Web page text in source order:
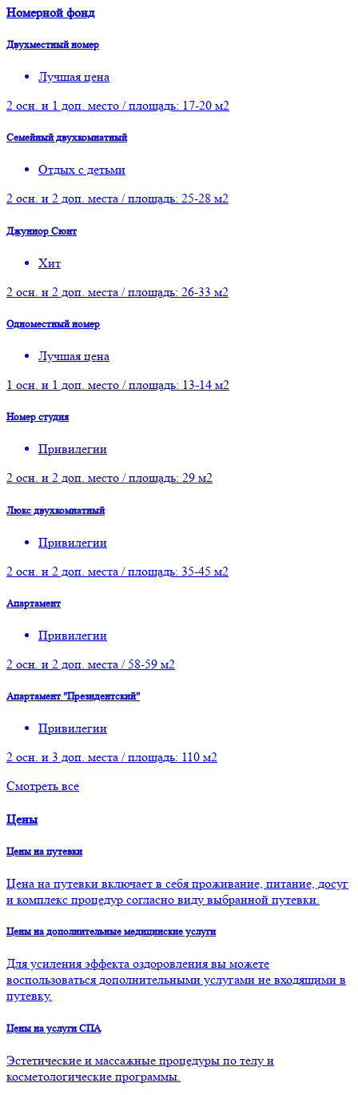
Номерной фонд
Двухместный номер
Лучшая цена
2 осн. и 1 доп. место / площадь: 17-20 м2
Семейный двухкомнатный
Отдых с детьми
2 осн. и 2 доп. места / площадь: 25-28 м2
Джуниор Сюит
Хит
2 осн. и 2 доп. места / площадь: 26-33 м2
Одноместный номер
Лучшая цена
1 осн. и 1 доп. место / площадь: 13-14 м2
Номер студия
Привилегии
2 осн. и 2 доп. место / площадь: 29 м2
Люкс двухкомнатный
Привилегии
2 осн. и 2 доп. места / площадь: 35-45 м2
Апартамент
Привилегии
2 осн. и 2 доп. места / 58-59 м2
Апартамент "Президентский"
Привилегии
2 осн. и 3 доп. места / площадь: 110 м2
Смотреть все
Цены
Цены на путевки
Цена на путевки включает в себя проживание, питание, досуг
и комплекс процедур согласно виду выбранной путевки.
Цены на дополнительные медицинские услуги
Для усиления эффекта оздоровления вы можете
воспользоваться дополнительными услугами не входящими в
путевку.
Цены на услуги СПА
Эстетические и массажные процедуры по телу и
косметологические программы.